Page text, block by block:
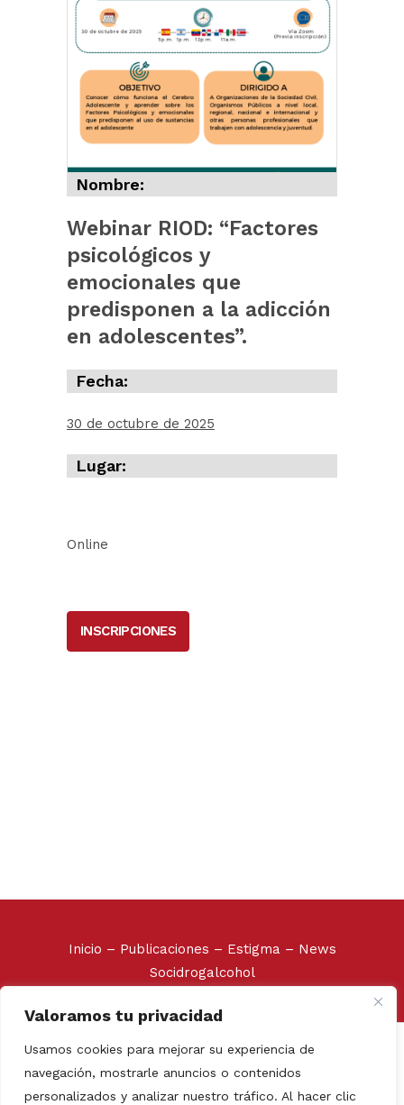
Valoramos tu privacidad
Usamos cookies para mejorar su experiencia de
navegación, mostrarle anuncios o contenidos
personalizados y analizar nuestro tráfico. Al hacer clic
Nombre:
Webinar RIOD: “Factores
psicológicos y
emocionales que
predisponen a la adicción
en adolescentes”.
Fecha:
30 de octubre de 2025
Lugar:
Online
INSCRIPCIONES
Inicio – Publicaciones – Estigma – News
Socidrogalcohol
Avda. de Vallcarca 180, 08023 Barcelona. Tel/Fax: +34
93 210 38 54